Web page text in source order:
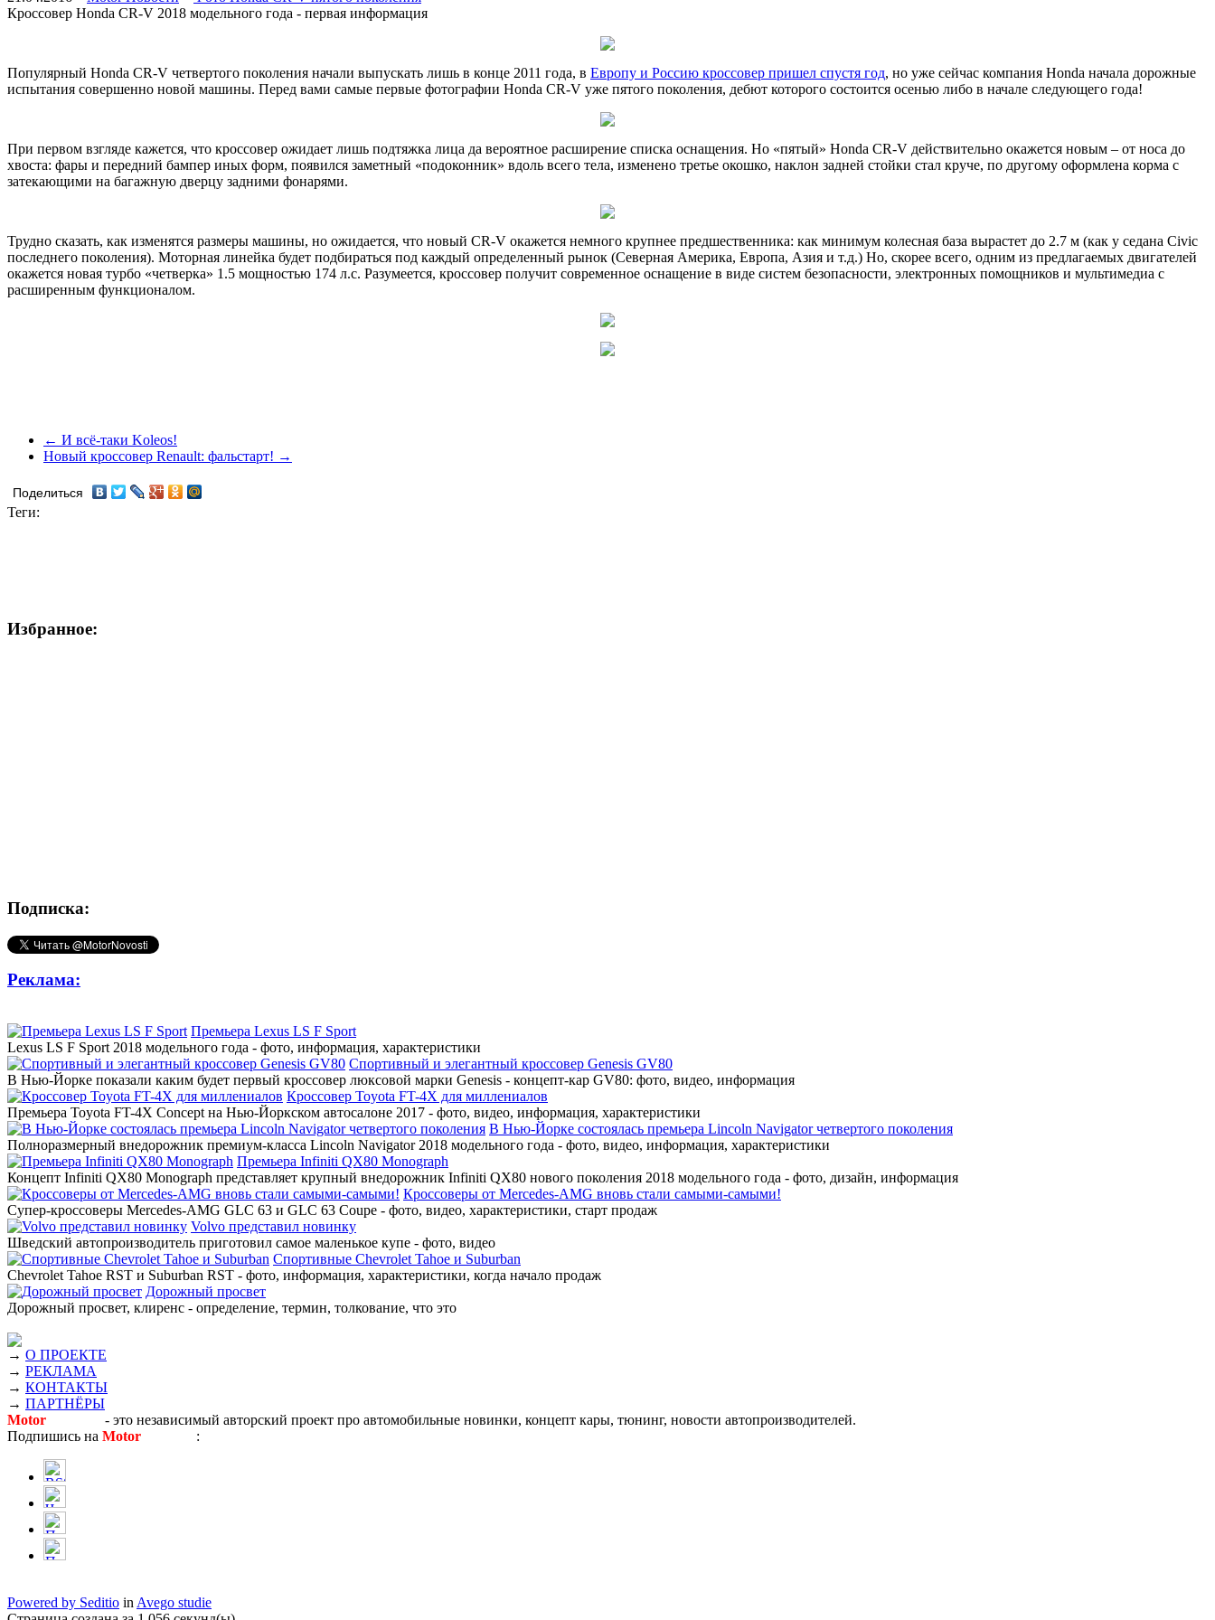
Кроссовер Honda CR-V 2018 модельного года - первая информация
Популярный Honda CR-V четвертого поколения начали выпускать лишь в конце 2011 года, в Европу и Россию кроссовер пришел спустя год, но уже сейчас компания Honda начала дорожные
испытания совершенно новой машины. Перед вами самые первые фотографии Honda CR-V уже пятого поколения, дебют которого состоится осенью либо в начале следующего года!
При первом взгляде кажется, что кроссовер ожидает лишь подтяжка лица да вероятное расширение списка оснащения. Но «пятый» Honda CR-V действительно окажется новым – от носа до
хвоста: фары и передний бампер иных форм, появился заметный «подоконник» вдоль всего тела, изменено третье окошко, наклон задней стойки стал круче, по другому оформлена корма с
затекающими на багажную дверцу задними фонарями.
Трудно сказать, как изменятся размеры машины, но ожидается, что новый CR-V окажется немного крупнее предшественника: как минимум колесная база вырастет до 2.7 м (как у седана Civic
последнего поколения). Моторная линейка будет подбираться под каждый определенный рынок (Северная Америка, Европа, Азия и т.д.) Но, скорее всего, одним из предлагаемых двигателей
окажется новая турбо «четверка» 1.5 мощностью 174 л.с. Разумеется, кроссовер получит современное оснащение в виде систем безопасности, электронных помощников и мультимедиа с
расширенным функционалом.
← И всё-таки Koleos!
Новый кроссовер Renault: фальстарт! →
Поделиться
Теги:
Избранное:
Подписка:
Реклама:
Премьера Lexus LS F Sport
Lexus LS F Sport 2018 модельного года - фото, информация, характеристики
Спортивный и элегантный кроссовер Genesis GV80
В Нью-Йорке показали каким будет первый кроссовер люксовой марки Genesis - концепт-кар GV80: фото, видео, информация
Кроссовер Toyota FT-4X для миллениалов
Премьера Toyota FT-4X Concept на Нью-Йоркском автосалоне 2017 - фото, видео, информация, характеристики
В Нью-Йорке состоялась премьера Lincoln Navigator четвертого поколения
Полноразмерный внедорожник премиум-класса Lincoln Navigator 2018 модельного года - фото, видео, информация, характеристики
Премьера Infiniti QX80 Monograph
Концепт Infiniti QX80 Monograph представляет крупный внедорожник Infiniti QX80 нового поколения 2018 модельного года - фото, дизайн, информация
Кроссоверы от Mercedes-AMG вновь стали самыми-самыми!
Супер-кроссоверы Mercedes-AMG GLC 63 и GLC 63 Coupe - фото, видео, характеристики, старт продаж
Volvo представил новинку
Шведский автопроизводитель приготовил самое маленькое купе - фото, видео
Спортивные Chevrolet Tahoe и Suburban
Chevrolet Tahoe RST и Suburban RST - фото, информация, характеристики, когда начало продаж
Дорожный просвет
Дорожный просвет, клиренс - определение, термин, толкование, что это
→ О ПРОЕКТЕ
→ РЕКЛАМА
→ КОНТАКТЫ
→ ПАРТНЁРЫ
Motor
- это независимый авторский проект про автомобильные новинки, концепт кары, тюнинг, новости автопроизводителей.
Подпишись на Motor :
Powered by Seditio in Avego studie